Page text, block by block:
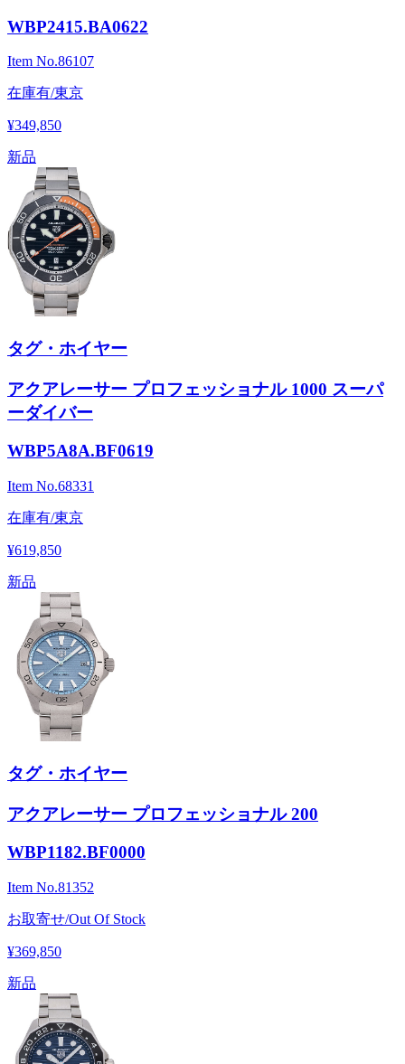
WBP2415.BA0622
Item No.86107
在庫有/東京
¥349,850
新品
タグ・ホイヤー
アクアレーサー プロフェッショナル 1000 スーパ
ーダイバー
WBP5A8A.BF0619
Item No.68331
在庫有/東京
¥619,850
新品
タグ・ホイヤー
アクアレーサー プロフェッショナル 200
WBP1182.BF0000
Item No.81352
お取寄せ/Out Of Stock
¥369,850
新品